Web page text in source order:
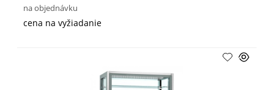
na objednávku
cena na vyžiadanie